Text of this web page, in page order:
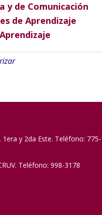
y de Comunicación
de Aprendizaje
1era y 2da Este. Teléfono:
Teléfono: 998-3178